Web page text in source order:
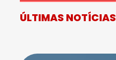
ÚLTIMAS NOTÍCIAS